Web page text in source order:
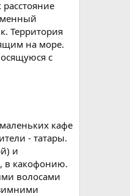
Территория
на море.
с
кафе
- татары.
и
в какофонию.
волосами